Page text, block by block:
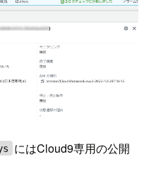
にはCloud9専用の公開